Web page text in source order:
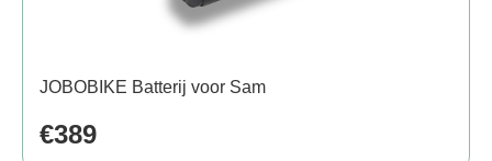
JOBOBIKE Batterij voor Sam
€389